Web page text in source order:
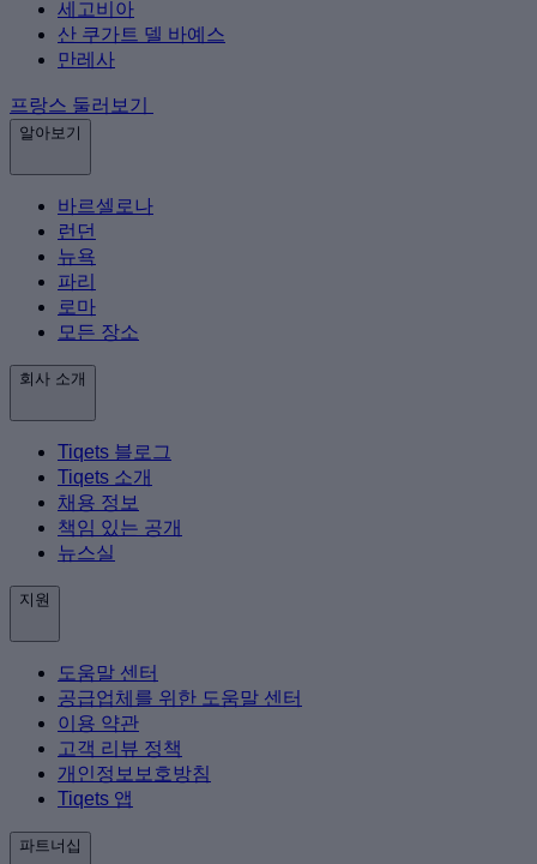
세고비아
산 쿠가트 델 바예스
만레사
프랑스 둘러보기
알아보기
바르셀로나
런던
뉴욕
파리
로마
모든 장소
회사 소개
Tiqets 블로그
Tiqets 소개
채용 정보
책임 있는 공개
뉴스실
지원
도움말 센터
공급업체를 위한 도움말 센터
이용 약관
고객 리뷰 정책
개인정보보호방침
Tiqets 앱
파트너십